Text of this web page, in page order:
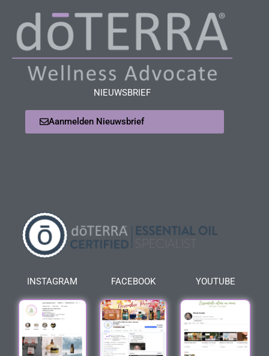
NIEUWSBRIEF
Aanmelden Nieuwsbrief
INSTAGRAM FACEBOOK YOUTUBE